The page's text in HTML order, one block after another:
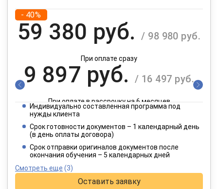
- 40%
59 380 руб. / 98 980 руб.
При оплате сразу
9 897 руб. / 16 497 руб.
При оплате в рассрочку на 6 месяцев
4 949 руб. / 8 249 руб.
При оплате в рассрочку на 12 месяцев
Индивидуально составленная программа под
нужды клиента
Срок готовности документов – 1 календарный день
(в день оплаты договора)
Срок отправки оригиналов документов после
окончания обучения – 5 календарных дней
Смотреть еще (3)
Оставить заявку